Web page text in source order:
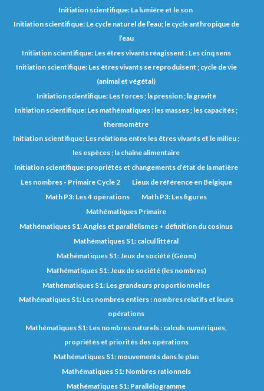
Initiation scientifique: La lumière et le son
Initiation scientifique: Le cycle naturel de l’eau; le cycle anthropique de
l’eau
Initiation scientifique: Les êtres vivants réagissent : Les cinq sens
Initiation scientifique: Les êtres vivants se reproduisent ; cycle de vie
(animal et végétal)
Initiation scientifique: Les forces ; la pression ; la gravité
Initiation scientifique: Les mathématiques : les masses ; les capacités ;
thermomètre
Initiation scientifique: Les relations entre les êtres vivants et le milieu ;
les espèces ; la chaîne alimentaire
Initiation scientifique: propriétés et changements d’état de la matière
Les nombres - Primaire Cycle 2
Lieux de référence en Belgique
Math P3: Les 4 opérations
Math P3: Les figures
Mathématiques Primaire
Mathématiques S1: Angles et parallélismes + définition du cosinus
Mathématiques S1: calcul littéral
Mathématiques S1: Jeux de société (Géom)
Mathématiques S1: Jeux de société (les nombres)
Mathématiques S1: Les grandeurs proportionnelles
Mathématiques S1: Les nombres entiers : nombres relatifs et leurs
opérations
Mathématiques S1: Les nombres naturels : calculs numériques,
propriétés et priorités des opérations
Mathématiques S1: mouvements dans le plan
Mathématiques S1: Nombres rationnels
Mathématiques S1: Parallélogramme